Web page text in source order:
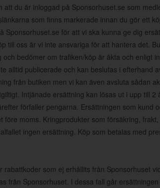
att du är inloggad på Sponsorhuset.se som
som finns markerade innan du gör ett
Sponsorhuset.se för att vi ska kunna ge dig
till oss är vi inte ansvariga för att hantera det.
och bedömer om trafiken/köp är äkta och enligt
alltid publicerade och kan beslutas i efterhand
från butiken men vi kan även avsluta sådan
Intjänade ersättning kan lösas ut i upp till 2
förfaller pengarna. Ersättningen som kund
före moms. Kringprodukter som försäkring,
ingen ersättning. Köp som betalas med
rabattkoder som ej erhållits från Sponsorhuset
från Sponsorhuset. I dessa fall går